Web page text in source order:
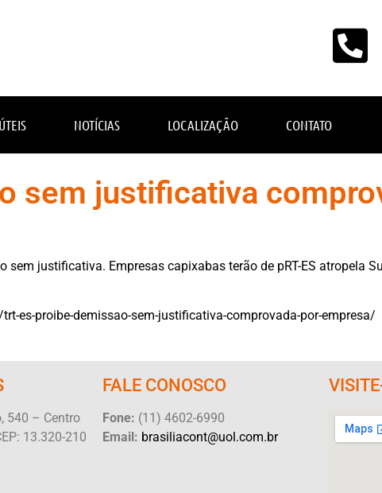
NOTÍCIAS LOCALIZAÇÃO CONTATO
sem justificativa
sem justificativa. Empresas capixabas terão de pRT-ES atropela
es-proibe-demissao-sem-justificativa-comprovada-por-empresa/
540 – Centro
13.320-210
FALE CONOSCO
Fone: (11) 4602-6990
Email: brasiliacont@uol.com.br